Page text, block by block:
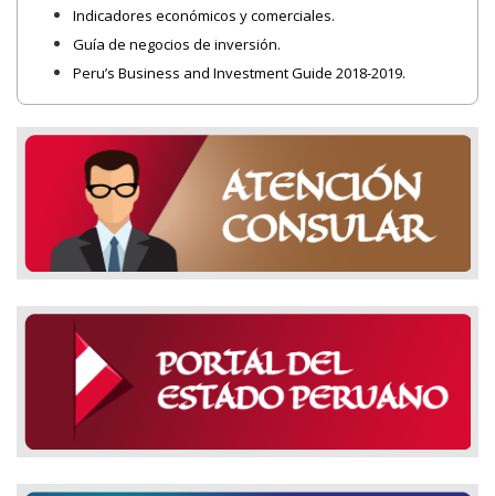
Indicadores económicos y comerciales.
Guía de negocios de inversión.
Peru’s Business and Investment Guide 2018-2019.